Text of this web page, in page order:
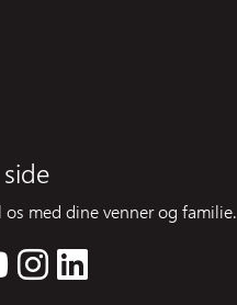
os med dine venner og familie.